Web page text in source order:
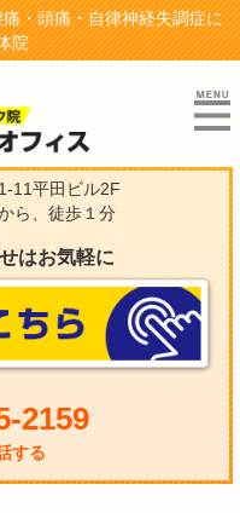
・頭痛・自律神経失調症に
院
11平田ビル2F
ら、徒歩１分
はお気軽に
2159
する